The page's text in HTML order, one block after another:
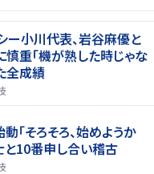
ー小川代表、岩谷麻優と
に慎重「機が熟した時じゃな
全成績
「そろそろ、始めようか
と10番申し合い稽古